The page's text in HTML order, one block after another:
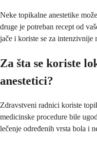
Neke topikalne anestetike
druge je potreban recept od
jače i koriste se za intenzivnije
Za šta se koriste
anestetici?
Zdravstveni radnici koriste
medicinske procedure bile
lečenje određenih vrsta bola i